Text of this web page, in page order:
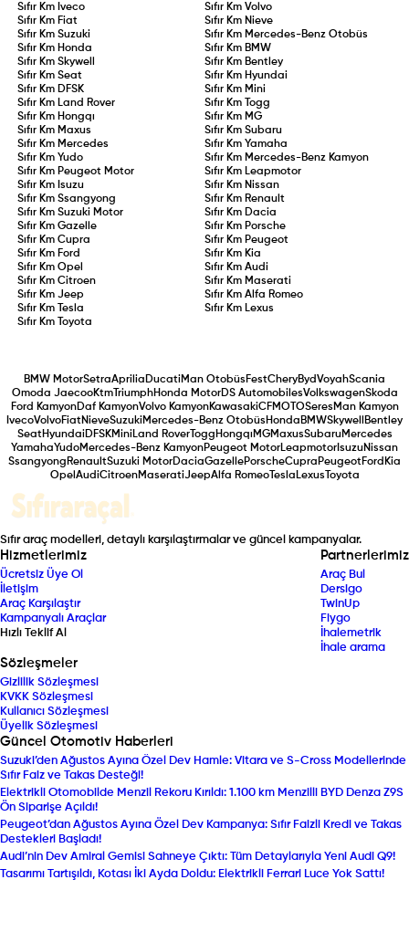
Sıfır Km Iveco Sıfır Km Volvo
Sıfır Km Fiat Sıfır Km Nieve
Sıfır KmSuzuki Sıfır Km Mercedes-Benz Otobüs
Sıfır Km Honda Sıfır Km BMW
Sıfır KmSkywell Sıfır Km Bentley
Sıfır KmSeat Sıfır Km Hyundai
Sıfır Km DFSK Sıfır Km Mini
Sıfır Km Land Rover Sıfır Km
Togg
Sıfır Km Hongqı Sıfır Km MG
Sıfır Km Maxus Sıfır Km Subaru
Sıfır Km Mercedes Sıfır Km Yamaha
Sıfır KmYudo Sıfır Km Mercedes-Benz Kamyon
Sıfır Km Peugeot Motor Sıfır Km Leapmotor
Sıfır Km Isuzu Sıfır Km Nissan
Sıfır KmSsangyong Sıfır Km Renault
Sıfır KmSuzuki Motor Sıfır Km Dacia
Sıfır KmGazelle Sıfır Km Porsche
Sıfır KmCupra Sıfır Km Peugeot
Sıfır Km Ford Sıfır Km Kia
Sıfır KmOpel Sıfır Km Audi
Sıfır KmCitroen Sıfır Km Maserati
Sıfır KmJeep Sıfır Km Alfa Romeo
Sıfır Km
Tesla Sıfır Km Lexus
Sıfır Km
Toyota
BMW MotorSetraAprilia Ducati Man Otobüs FestCheryBydVoyahScania
Omoda JaecooKtmTriumphHonda MotorDS AutomobilesVolkswagenSkoda
Ford KamyonDaf KamyonVolvo KamyonKawasakiCFMOTOSeres Man Kamyon
IvecoVolvoFiatNieveSuzuki Mercedes-Benz Otobüs Honda BMWSkywell
Bentley
SeatHyundai DFSKMini Land RoverTogg Hongqı MGMaxusSubaruMercedes
YamahaYudoMercedes-Benz KamyonPeugeot MotorLeapmotor IsuzuNissan
Ssangyong RenaultSuzuki MotorDaciaGazellePorscheCupra PeugeotFord Kia
Opel AudiCitroenMaseratiJeepAlfa RomeoTesla Lexus Toyota
Sıfır araç modelleri, detaylı karşılaştırmalar ve güncel kampanyalar.
Hizmetlerimiz
Ücretsiz Üye Ol
İletişim
Araç Karşılaştır
Kampanyalı Araçlar
Hızlı Teklif Al
Partnerlerimiz
Araç Bul
Dersigo
TwinUp
Fiygo
İhalemetrik
İhale arama
Sözleşmeler
Gizlilik Sözleşmesi
KVKK Sözleşmesi
Kullanıcı Sözleşmesi
Üyelik Sözleşmesi
Güncel Otomotiv Haberleri
Suzuki’den Ağustos Ayına Özel Dev Hamle: Vitara ve S-Cross Modellerinde
Sıfır Faiz ve Takas Desteği!
Elektrikli Otomobilde Menzil Rekoru Kırıldı: 1.100 km Menzilli BYD Denza Z9S
Ön Siparişe Açıldı!
Peugeot’dan Ağustos Ayına Özel Dev Kampanya: Sıfır Faizli Kredi ve Takas
Destekleri Başladı!
Audi’nin Dev Amiral Gemisi Sahneye Çıktı: Tüm Detaylarıyla Yeni Audi Q9!
Tasarımı Tartışıldı, Kotası İki Ayda Doldu: Elektrikli Ferrari Luce Yok Sattı!